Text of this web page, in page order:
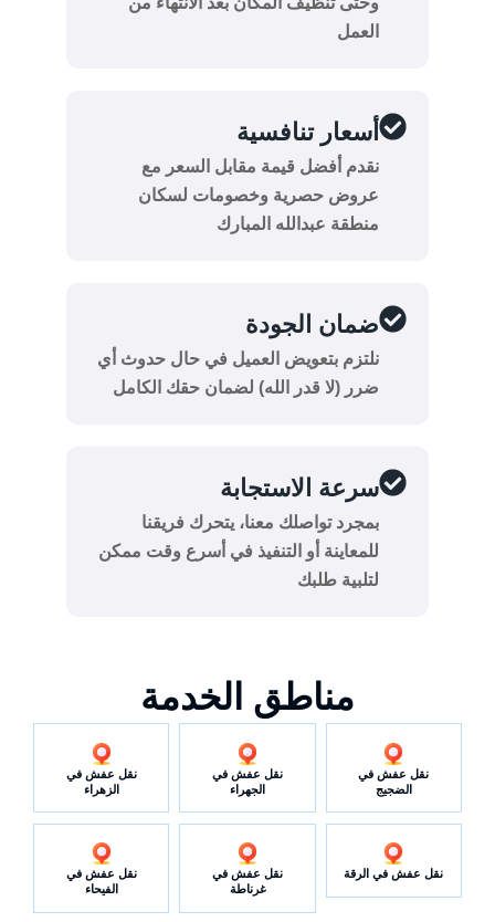
العمل
أسعار تنافسية
نقدم أفضل قيمة مقابل السعر مع
عروض حصرية وخصومات لسكان
منطقة عبدالله المبارك
ضمان الجودة
نلتزم بتعويض العميل في حال حدوث أي
ضرر (لا قدر الله) لضمان حقك الكامل
سرعة الاستجابة
بمجرد تواصلك معنا، يتحرك فريقنا
للمعاينة أو التنفيذ في أسرع وقت ممكن
لتلبية طلبك
مناطق الخدمة
نقل عفش في
الضجيج
نقل عفش في
الجهراء
نقل عفش في
الزهراء
نقل عفش في الرقة
نقل عفش في
غرناطة
نقل عفش في
الفيحاء